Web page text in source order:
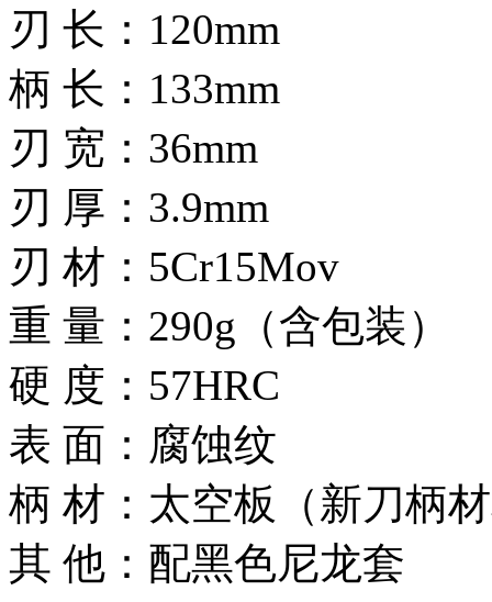
刃 长：120mm
柄 长：133mm
刃 宽：36mm
刃 厚：3.9mm
刃 材：5Cr15Mov
重 量：290g（含包装）
硬 度：57HRC
表 面：腐蚀纹
柄 材：太空板（新刀柄
其 他：配黑色尼龙套